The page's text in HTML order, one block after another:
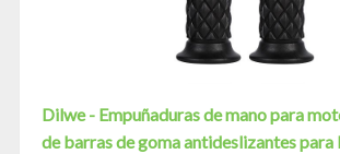
Dilwe - Empuñaduras de mano para
de barras de goma antideslizantes para